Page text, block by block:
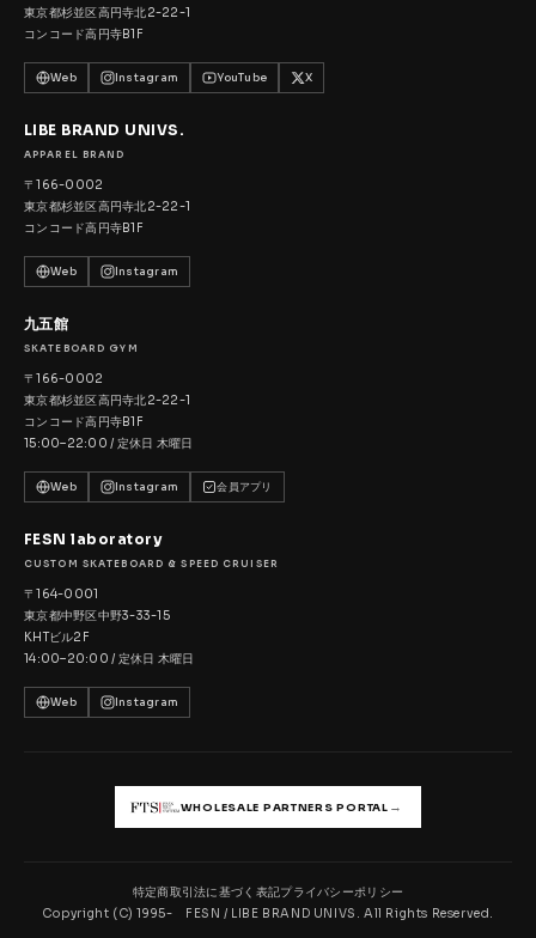
東京都杉並区高円寺北2-22-1
コンコード高円寺B1F
Web Instagram YouTube X
LIBE BRAND UNIVS.
APPAREL BRAND
〒166-0002
東京都杉並区高円寺北2-22-1
コンコード高円寺B1F
Web Instagram
九五館
SKATEBOARD GYM
〒166-0002
東京都杉並区高円寺北2-22-1
コンコード高円寺B1F
15:00–22:00 / 定休日 木曜日
Web Instagram 会員アプリ
FESN laboratory
CUSTOM SKATEBOARD & SPEED CRUISER
〒164-0001
東京都中野区中野3-33-15
KHTビル2F
14:00–20:00 / 定休日 木曜日
Web Instagram
WHOLESALE PARTNERS PORTAL →
特定商取引法に基づく表記プライバシーポリシー
Copyright (C) 1995- FESN / LIBE BRAND UNIVS. All Rights Reserved.